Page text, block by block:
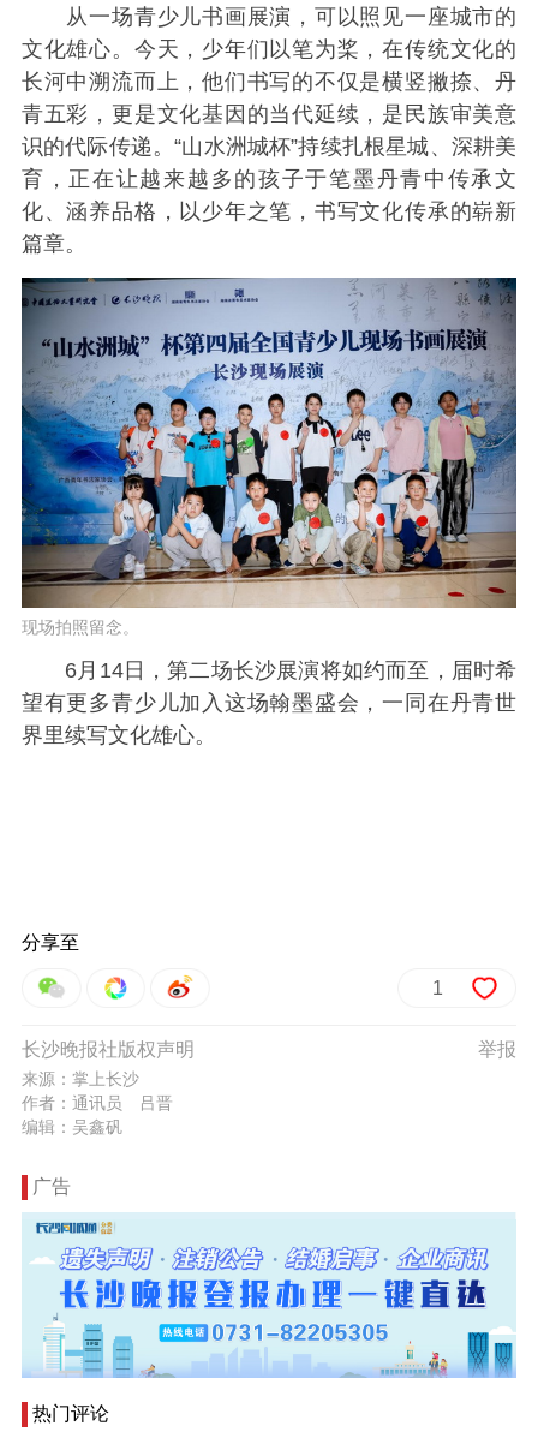
从一场青少儿书画展演，可以照见一座城市的
文化雄心。今天，少年们以笔为桨，在传统文化的
长河中溯流而上，他们书写的不仅是横竖撇捺、丹
青五彩，更是文化基因的当代延续，是民族审美意
识的代际传递。“山水洲城杯”持续扎根星城、深耕美
育，正在让越来越多的孩子于笔墨丹青中传承文
化、涵养品格，以少年之笔，书写文化传承的崭新
篇章。
现场拍照留念。
6月14日，第二场长沙展演将如约而至，届时希
望有更多青少儿加入这场翰墨盛会，一同在丹青世
界里续写文化雄心。
分享至
1
举报
长沙晚报社版权声明
来源：掌上长沙
作者：通讯员 吕晋
编辑：吴鑫矾
广告
热门评论